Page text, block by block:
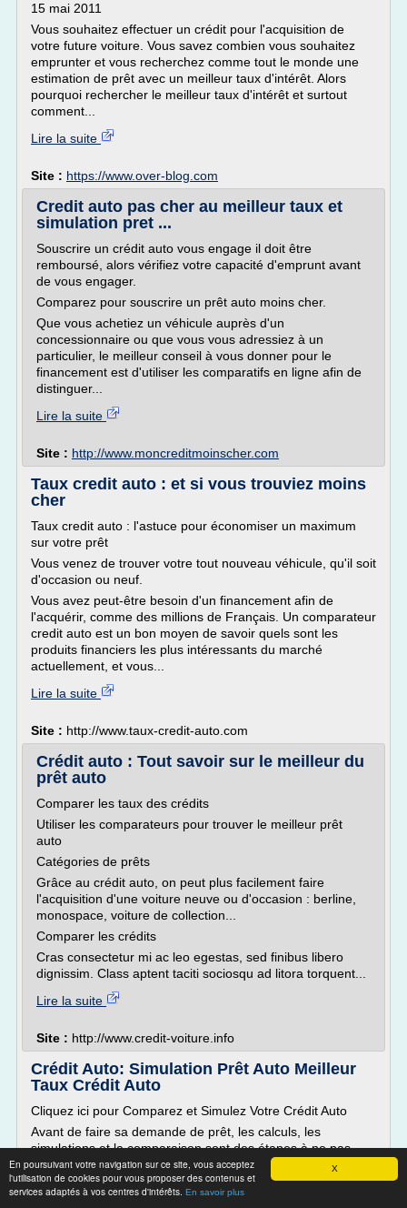
X
En poursuivant votre navigation sur ce site, vous acceptez
l'utilisation de cookies pour vous proposer des contenus et
services adaptés à vos centres d'intérêts. En savoir plus
15 mai 2011
Vous souhaitez effectuer un crédit pour l'acquisition de
votre future voiture. Vous savez combien vous souhaitez
emprunter et vous recherchez comme tout le monde une
estimation de prêt avec un meilleur taux d'intérêt. Alors
pourquoi rechercher le meilleur taux d'intérêt et surtout
comment...
Lire la suite
Site : https://www.over-blog.com
Credit auto pas cher au meilleur taux et
simulation pret ...
Souscrire un crédit auto vous engage il doit être
remboursé, alors vérifiez votre capacité d'emprunt avant
de vous engager.
Comparez pour souscrire un prêt auto moins cher.
Que vous achetiez un véhicule auprès d'un
concessionnaire ou que vous vous adressiez à un
particulier, le meilleur conseil à vous donner pour le
financement est d'utiliser les comparatifs en ligne afin de
distinguer...
Lire la suite
Site : http://www.moncreditmoinscher.com
Taux credit auto : et si vous trouviez moins
cher
Taux credit auto : l'astuce pour économiser un maximum
sur votre prêt
Vous venez de trouver votre tout nouveau véhicule, qu'il soit
d'occasion ou neuf.
Vous avez peut-être besoin d'un financement afin de
l'acquérir, comme des millions de Français. Un comparateur
credit auto est un bon moyen de savoir quels sont les
produits financiers les plus intéressants du marché
actuellement, et vous...
Lire la suite
Site : http://www.taux-credit-auto.com
Crédit auto : Tout savoir sur le meilleur du
prêt auto
Comparer les taux des crédits
Utiliser les comparateurs pour trouver le meilleur prêt
auto
Catégories de prêts
Grâce au crédit auto, on peut plus facilement faire
l'acquisition d'une voiture neuve ou d'occasion : berline,
monospace, voiture de collection...
Comparer les crédits
Cras consectetur mi ac leo egestas, sed finibus libero
dignissim. Class aptent taciti sociosqu ad litora torquent...
Lire la suite
Site : http://www.credit-voiture.info
Crédit Auto: Simulation Prêt Auto Meilleur
Taux Crédit Auto
Cliquez ici pour Comparez et Simulez Votre Crédit Auto
Avant de faire sa demande de prêt, les calculs, les
simulations et la comparaison sont des étapes à ne pas
négliger ou à prendre à la légère. Tout prêt doit être
remboursé comme on le sait et afin d'être sûr de ne pas
tomber dans le surendettement et pour pouvoir régler la